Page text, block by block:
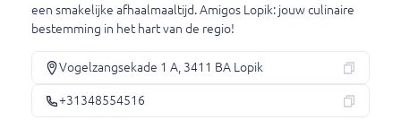
Tomaat, kaas, paprika, champignons, uien en
€ 12,50
een smakelijke afhaalmaaltijd. Amigos Lopik: jouw culinaire
bestemming in het hart van de regio!
Vogelzangsekade 1 A, 3411 BA Lopik
+31348554516